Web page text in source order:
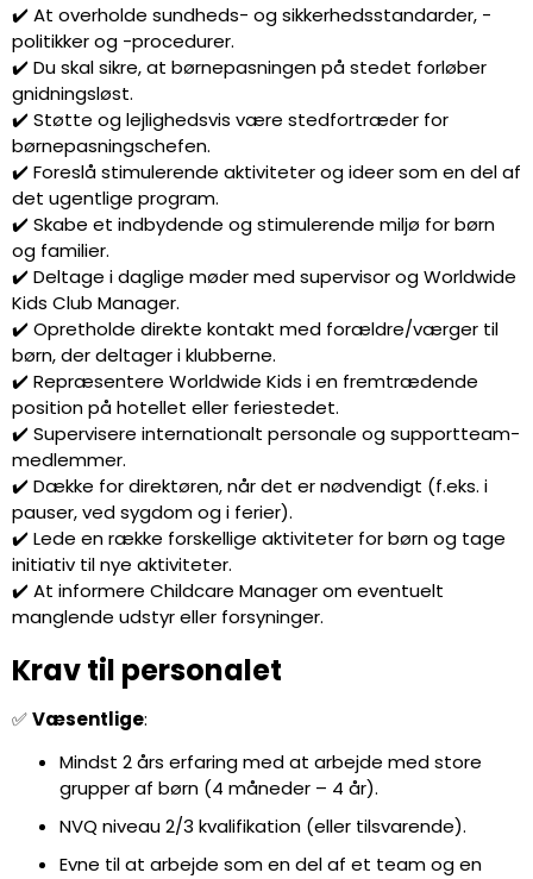
✔️ At overholde sundheds- og sikkerhedsstandarder, -
politikker og -procedurer.
✔️ Du skal sikre, at børnepasningen på stedet forløber
gnidningsløst.
✔️ Støtte og lejlighedsvis være stedfortræder for
børnepasningschefen.
✔️ Foreslå stimulerende aktiviteter og ideer som en del af
det ugentlige program.
✔️ Skabe et indbydende og stimulerende miljø for børn
og familier.
✔️ Deltage i daglige møder med supervisor og Worldwide
Kids Club Manager.
✔️ Opretholde direkte kontakt med forældre/værger til
børn, der deltager i klubberne.
✔️ Repræsentere Worldwide Kids i en fremtrædende
position på hotellet eller feriestedet.
✔️ Supervisere internationalt personale og supportteam-
medlemmer.
✔️ Dække for direktøren, når det er nødvendigt (f.eks. i
pauser, ved sygdom og i ferier).
✔️ Lede en række forskellige aktiviteter for børn og tage
initiativ til nye aktiviteter.
✔️ At informere Childcare Manager om eventuelt
manglende udstyr eller forsyninger.
Krav til personalet
✅Væsentlige:
Mindst 2 års erfaring med at arbejde med store
grupper af børn (4 måneder – 4 år).
NVQ niveau 2/3 kvalifikation (eller tilsvarende).
Evne til at arbejde som en del af et team og en